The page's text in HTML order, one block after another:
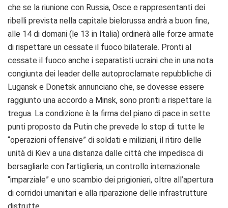
che se la riunione con Russia, Osce e rappresentanti dei
ribelli prevista nella capitale bielorussa andrà a buon fine,
alle 14 di domani (le 13 in Italia) ordinerà alle forze armate
di rispettare un cessate il fuoco bilaterale. Pronti al
cessate il fuoco anche i separatisti ucraini che in una nota
congiunta dei leader delle autoproclamate repubbliche di
Lugansk e Donetsk annunciano che, se dovesse essere
raggiunto una accordo a Minsk, sono pronti a rispettare la
tregua. La condizione è la firma del piano di pace in sette
punti proposto da Putin che prevede lo stop di tutte le
“operazioni offensive” di soldati e miliziani, il ritiro delle
unità di Kiev a una distanza dalle città che impedisca di
bersagliarle con l’artiglieria, un controllo internazionale
“imparziale” e uno scambio dei prigionieri, oltre all’apertura
di corridoi umanitari e alla riparazione delle infrastrutture